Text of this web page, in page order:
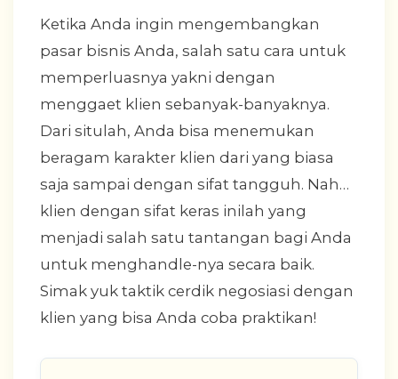
Ketika Anda ingin mengembangkan
pasar bisnis Anda, salah satu cara untuk
memperluasnya yakni dengan
menggaet klien sebanyak-banyaknya.
Dari situlah, Anda bisa menemukan
beragam karakter klien dari yang biasa
saja sampai dengan sifat tangguh. Nah…
klien dengan sifat keras inilah yang
menjadi salah satu tantangan bagi Anda
untuk menghandle-nya secara baik.
Simak yuk taktik cerdik negosiasi dengan
klien yang bisa Anda coba praktikan!